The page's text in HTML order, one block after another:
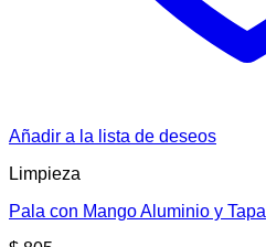
Añadir a la lista de deseos
Limpieza
Pala con Mango Aluminio y Tapa